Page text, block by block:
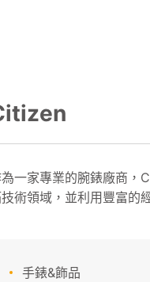
一家專業的腕錶廠商，
術領域，並利用豐富的
手錶&飾品